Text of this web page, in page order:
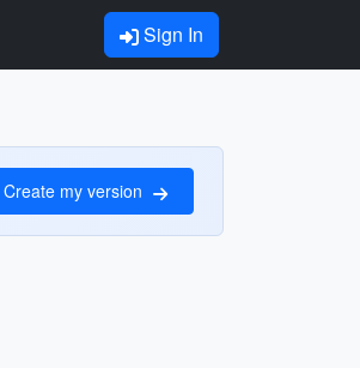
Sign In
Create my version